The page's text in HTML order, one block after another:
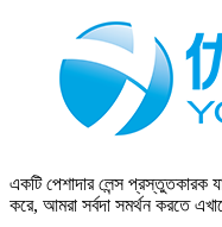
একটি পেশাদার লেন্স প্রস্তুতকারক
করে, আমরা সর্বদা সমর্থন করতে